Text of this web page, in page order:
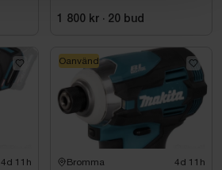
1 800 kr · 20 bud
4d 11h Bromma 4d 11h
Oanvänd